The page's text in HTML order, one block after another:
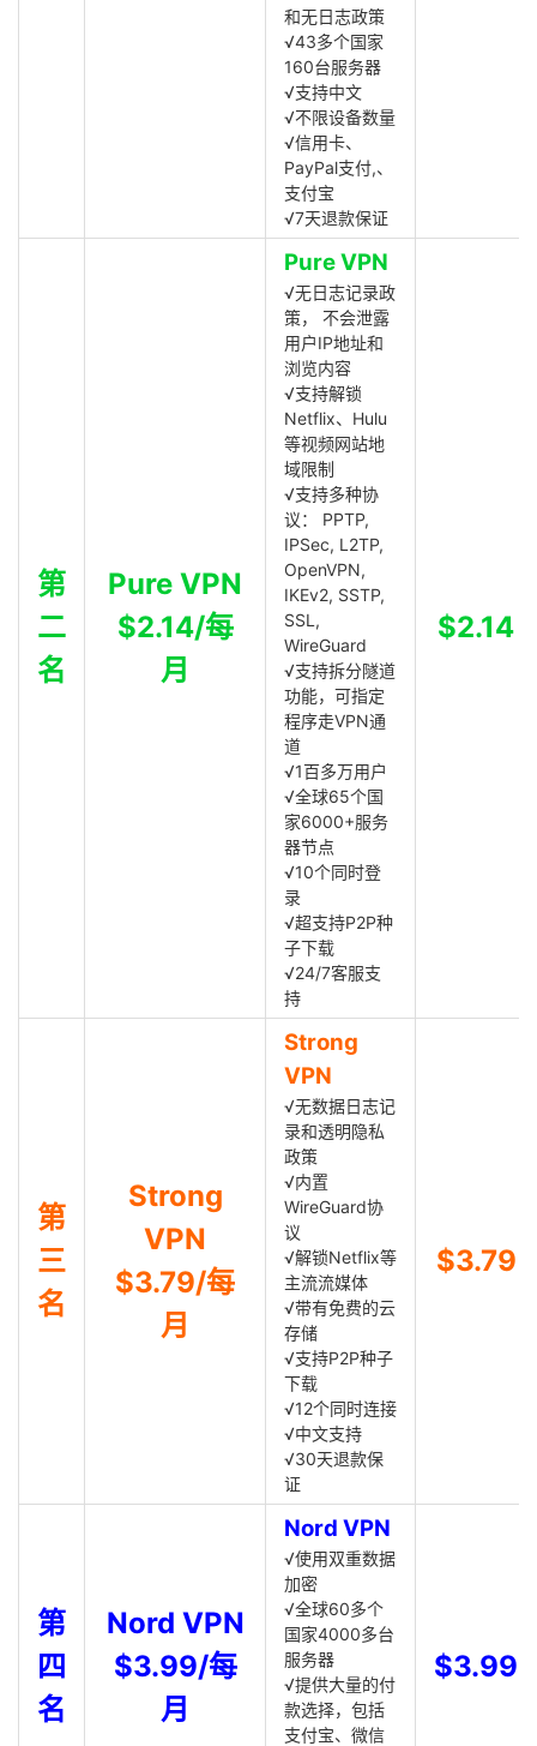
和无日志政策
√43多个国家
160台服务器
√支持中文
√不限设备数量
√信用卡、
PayPal支付,、
支付宝
√7天退款保证
第
二
名
Pure VPN
$2.14/每
月
Pure VPN
√无日志记录政
策， 不会泄露
用户IP地址和
浏览内容
√支持解锁
Netflix、Hulu
等视频网站地
域限制
√支持多种协
议： PPTP,
IPSec, L2TP,
OpenVPN,
IKEv2, SSTP,
SSL,
WireGuard
√支持拆分隧道
功能，可指定
程序走VPN通
道
√1百多万用户
√全球65个国
家6000+服务
器节点
√10个同时登
录
√超支持P2P种
子下载
√24/7客服支
持
$2.14
第
三
名
Strong
VPN
$3.79/每
月
Strong
VPN
√无数据日志记
录和透明隐私
政策
√内置
WireGuard协
议
√解锁Netflix等
主流流媒体
√带有免费的云
存储
√支持P2P种子
下载
√12个同时连接
√中文支持
√30天退款保
证
$3.79
第
四
名
Nord VPN
$3.99/每
月
Nord VPN
√使用双重数据
加密
√全球60多个
国家4000多台
服务器
√提供大量的付
款选择，包括
支付宝、微信
$3.99